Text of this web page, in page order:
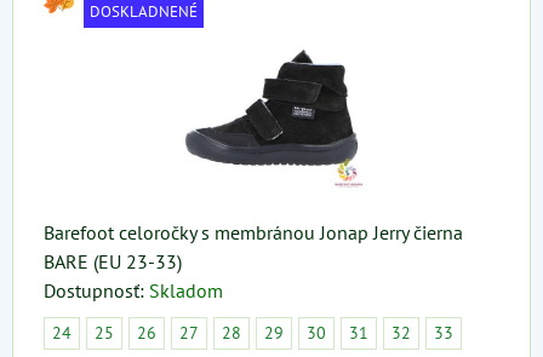
DOSKLADNENÉ
Barefoot celoročky s membránou Jonap Jerry čierna
BARE (EU 23-33)
Dostupnosť: Skladom
24 25 26 27 28 29 30 31 32 33